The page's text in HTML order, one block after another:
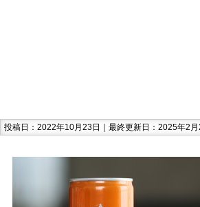
投稿日：2022年10月23日｜最終更新日：2025年2月